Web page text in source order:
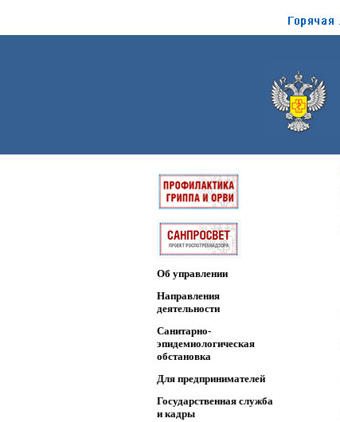
Об управлении
Направления
деятельности
Санитарно-
эпидемиологическая
обстановка
Для предпринимателей
Государственная служба
и кадры